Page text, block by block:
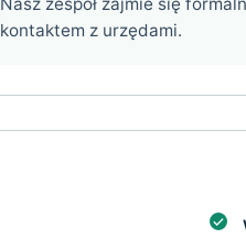
Nasz zespół zajmie się
kontaktem z urzędami.